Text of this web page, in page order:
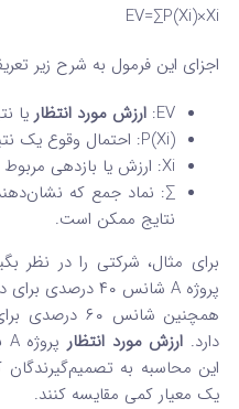
EV=∑P(Xi​)×Xi​
اجزای این فرمول به شرح زیر
EV: ارزش مورد انتظاریا
P(Xi​): احتمال وقوع یک نتیجه خاص (Xi​).
Xi​: ارزش یا بازدهی مربوط به آن نتیجه خاص.
∑: نماد جمع که
نتایج ممکن است.
برای مثال، شرکتی را در نظر
دارد. ارزش مورد انتظار
این محاسبه به
یک معیار کمی مقایسه کنند.